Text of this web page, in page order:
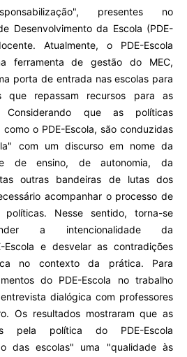
presentes no
Desenvolvimento da Escola (PDE-
Atualmente, o PDE-Escola
ferramenta de gestão do MEC,
porta de entrada nas escolas para
que repassam recursos para as
Considerando que as políticas
o PDE-Escola, são conduzidas
com um discurso em nome da
de ensino, de autonomia, da
outras bandeiras de lutas dos
acompanhar o processo de
Nesse sentido, torna-se
a intencionalidade da
Escola e desvelar as contradições
no contexto da prática. Para
do PDE-Escola no trabalho
dialógica com professores
Os resultados mostraram que as
pela política do PDE-Escola
das escolas" uma "qualidade às